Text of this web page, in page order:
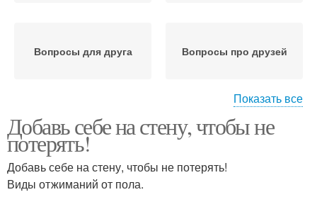
Вопросы для друга Вопросы про друзей
Личные вопросы Банальные вопросы
Показать все
Добавь себе на стену, чтобы не
потерять!
Добавь себе на стену, чтобы не потерять!
Виды отжиманий от пола.